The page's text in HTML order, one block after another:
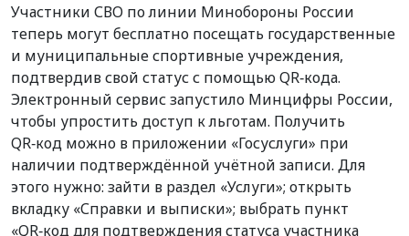
Участники СВО по линии Минобороны России
теперь могут бесплатно посещать государственные
и муниципальные спортивные учреждения,
подтвердив свой статус с помощью QR‑кода.
Электронный сервис запустило Минцифры России,
чтобы упростить доступ к льготам. Получить
QR‑код можно в приложении «Госуслуги» при
наличии подтверждённой учётной записи. Для
этого нужно: зайти в раздел «Услуги»; открыть
вкладку «Справки и выписки»; выбрать пункт
«QR‑код для подтверждения статуса участника